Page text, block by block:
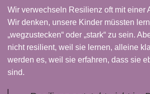
Wir verwechseln Resilienz oft mit einer
Wir denken, unsere Kinder müssten
„wegzustecken“ oder „stark“ zu sein.
nicht resilient, weil sie lernen, alleine
werden es, weil sie erfahren, dass sie
sind.